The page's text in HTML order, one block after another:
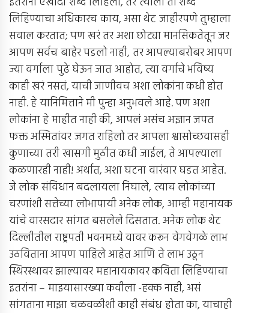
लिहिण्याचा अधिकारच काय, असा थेट जाहीरपणे तुम्हाला
सवाल करतात; पण खरं तर अशा छोट्या मानसिकतेतून जर
आपण सर्वच बाहेर पडलो नाही, तर आपल्याबरोबर आपण
ज्या वर्गाला पुढे घेऊन जात आहोत, त्या वर्गाचे भविष्य
काही खरं नसतं, याची जाणीवच अशा लोकांना कधी होत
नाही. हे यानिमित्ताने मी पुन्हा अनुभवले आहे. पण अशा
लोकांना हे माहीत नाही की, आपलं असंच अज्ञान जपत
फक्त अस्मितांवर जगत राहिलो तर आपला श्वासोच्छवासही
कुणाच्या तरी खासगी मुठीत कधी जाईल, ते आपल्याला
कळणारही नाही! अर्थात, अशा घटना वारंवार घडत आहेत.
जे लोक संविधान बदलायला निघाले, त्याच लोकांच्या
चरणांशी सत्तेच्या लोभापायी अनेक लोक, आम्ही महानायक
यांचे वारसदार सांगत बसलेले दिसतात. अनेक लोक थेट
दिल्लीतील राष्ट्रपती भवनमध्ये वावर करून वेगवेगळे लाभ
उठविताना आपण पाहिले आहेत आणि ते लाभ उठून
स्थिरस्थावर झाल्यावर महानायकावर कविता लिहिण्याचा
इतरांना – माझ्यासारख्या कवीला -हक्क नाही, असं
सांगताना माझा चळवळीशी काही संबंध होता का, याचाही